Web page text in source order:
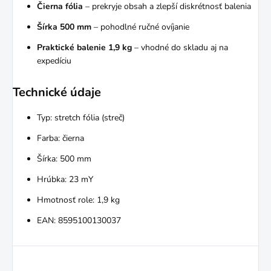
Čierna fólia – prekryje obsah a zlepší diskrétnosť balenia
Šírka 500 mm – pohodlné ručné ovíjanie
Praktické balenie 1,9 kg – vhodné do skladu aj na
expedíciu
Technické údaje
Typ: stretch fólia (streč)
Farba: čierna
Šírka: 500 mm
Hrúbka: 23 mY
Hmotnosť role: 1,9 kg
EAN: 8595100130037